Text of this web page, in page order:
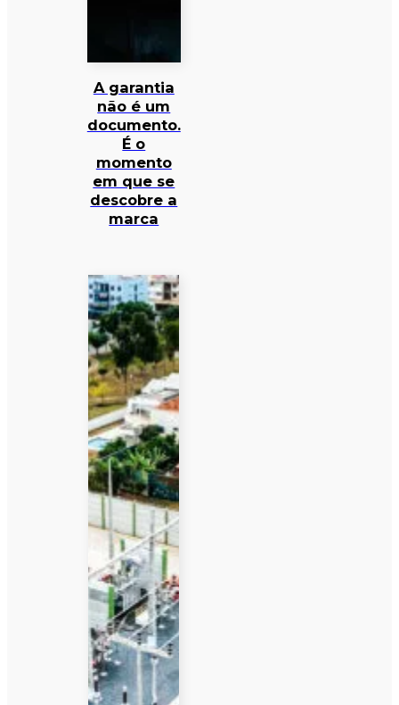
A garantia
não é um
documento.
É o
momento
em que se
descobre a
marca